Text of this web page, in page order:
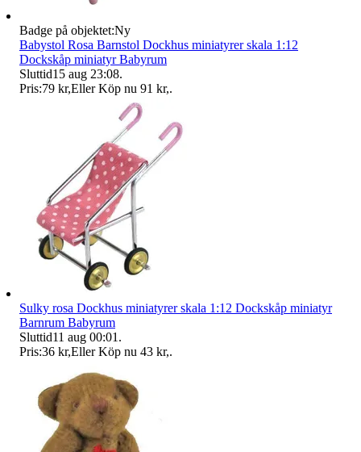
Badge på objektet:Ny
Babystol Rosa Barnstol Dockhus miniatyrer skala 1:12
Dockskåp miniatyr Babyrum
Sluttid15 aug 23:08.
Pris:79 kr,Eller Köp nu 91 kr,.
Sulky rosa Dockhus miniatyrer skala 1:12 Dockskåp miniatyr
Barnrum Babyrum
Sluttid11 aug 00:01 .
Pris:36 kr,Eller Köp nu 43 kr,.